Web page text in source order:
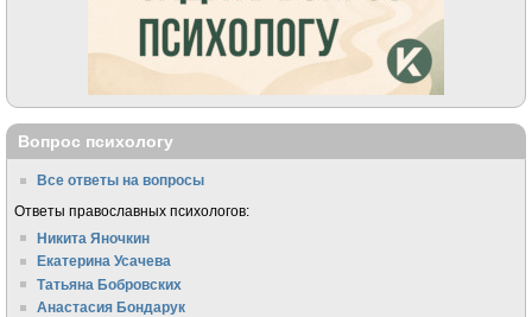
Вопрос психологу
Все ответы на вопросы
Ответы православных психологов:
Никита Яночкин
Екатерина Усачева
Татьяна Бобровских
Анастасия Бондарук